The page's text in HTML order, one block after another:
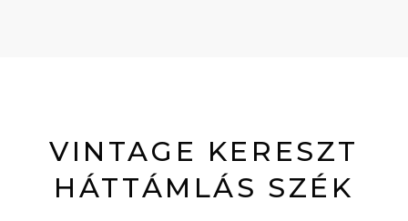
VINTAGE KERESZT
HÁTTÁMLÁS SZÉK